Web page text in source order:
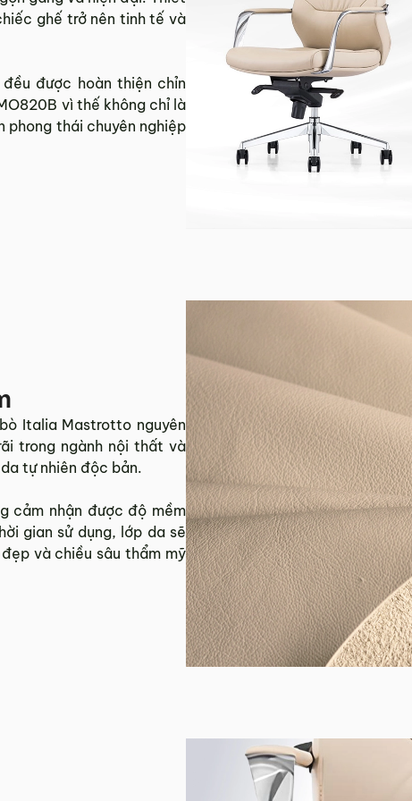
ghế trở nên tinh tế và
được hoàn thiện chỉn
vì thế không chỉ là
phong thái chuyên nghiệp
Italia Mastrotto nguyên
trong ngành nội thất và
tự nhiên độc bản.
cảm nhận được độ mềm
gian sử dụng, lớp da sẽ
và chiều sâu thẩm mỹ